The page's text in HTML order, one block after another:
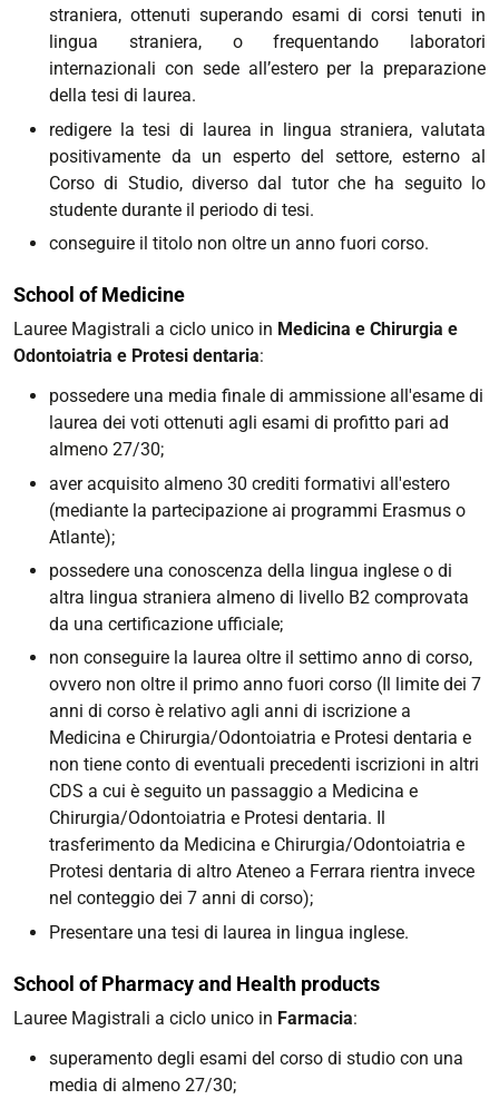
straniera, ottenuti superando esami di corsi tenuti in
lingua straniera, o frequentando laboratori
internazionali con sede all’estero per la preparazione
della tesi di laurea.
redigere la tesi di laurea in lingua straniera, valutata
positivamente da un esperto del settore, esterno al
Corso di Studio, diverso dal tutor che ha seguito lo
studente durante il periodo di tesi.
conseguire il titolo non oltre un anno fuori corso.
School of Medicine
Lauree Magistrali a ciclo unico in Medicina e Chirurgia e
Odontoiatria e Protesi dentaria:
possedere una media finale di ammissione all'esame di
laurea dei voti ottenuti agli esami di profitto pari ad
almeno 27/30;
aver acquisito almeno 30 crediti formativi all'estero
(mediante la partecipazione ai programmi Erasmus o
Atlante);
possedere una conoscenza della lingua inglese o di
altra lingua straniera almeno di livello B2 comprovata
da una certificazione ufficiale;
non conseguire la laurea oltre il settimo anno di corso,
ovvero non oltre il primo anno fuori corso (Il limite dei 7
anni di corso è relativo agli anni di iscrizione a
Medicina e Chirurgia/Odontoiatria e Protesi dentaria e
non tiene conto di eventuali precedenti iscrizioni in altri
CDS a cui è seguito un passaggio a Medicina e
Chirurgia/Odontoiatria e Protesi dentaria. Il
trasferimento da Medicina e Chirurgia/Odontoiatria e
Protesi dentaria di altro Ateneo a Ferrara rientra invece
nel conteggio dei 7 anni di corso);
Presentare una tesi di laurea in lingua inglese.
School of Pharmacy and Health products
Lauree Magistrali a ciclo unico in Farmacia:
superamento degli esami del corso di studio con una
media di almeno 27/30;